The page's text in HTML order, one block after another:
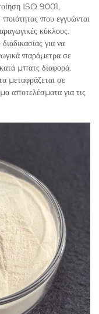
ISO 9001,
που εγγυώνται
κύκλους.
για να
παράμετρα σε
μπατς διαφορά.
μεταφράζεται σε
αποτελέσματα για τις